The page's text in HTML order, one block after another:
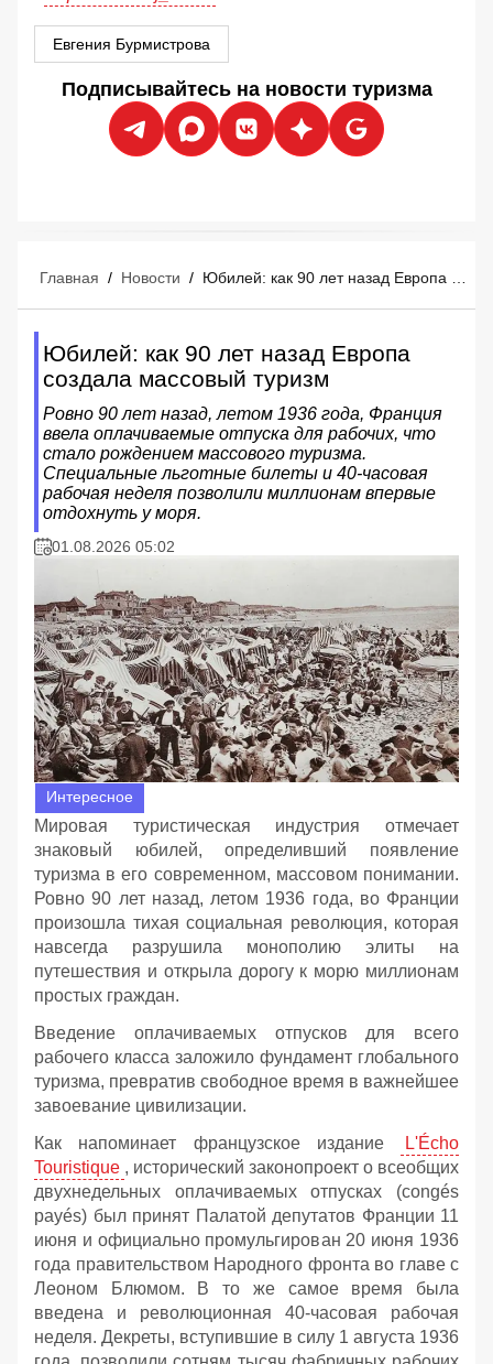
Евгения Бурмистрова
Подписывайтесь на новости туризма
Главная / Новости /
Юбилей: как 90 лет назад Европа
создала массовый туризм
Ровно 90 лет назад, летом 1936 года, Франция
ввела оплачиваемые отпуска для рабочих, что
стало рождением массового туризма.
Специальные льготные билеты и 40-часовая
рабочая неделя позволили миллионам впервые
отдохнуть у моря.
01.08.2026 05:02
Интересное
Мировая туристическая индустрия отмечает
знаковый юбилей, определивший появление
туризма в его современном, массовом понимании.
Ровно 90 лет назад, летом 1936 года, во Франции
произошла тихая социальная революция, которая
навсегда разрушила монополию элиты на
путешествия и открыла дорогу к морю миллионам
простых граждан.
Введение оплачиваемых отпусков для всего
рабочего класса заложило фундамент глобального
туризма, превратив свободное время в важнейшее
завоевание цивилизации.
Как напоминает французское издание
L'Écho
Touristique , исторический законопроект о всеобщих
двухнедельных оплачиваемых отпусках (congés
payés) был принят Палатой депутатов Франции 11
июня и официально промульгирован 20 июня 1936
года правительством Народного фронта во главе с
Леоном Блюмом. В то же самое время была
введена и революционная 40-часовая рабочая
неделя. Декреты, вступившие в силу 1 августа 1936